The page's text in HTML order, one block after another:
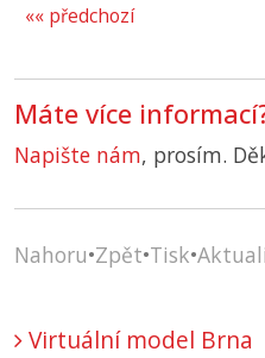
«« předchozí
Máte více
Napište nám, prosím.
Nahoru•Zpět•Tisk•
Virtuální model Brna